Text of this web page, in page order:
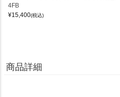
4FB
¥15,400(税込)
商品詳細